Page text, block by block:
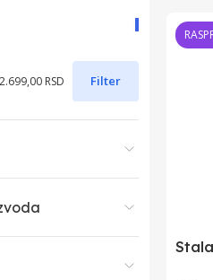
2.699,00 RSD Filter